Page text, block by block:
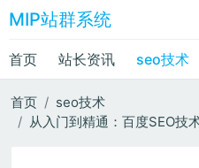
MIP站群系统
首页 站长资讯 seo技术
首页
seo技术
从入门到精通：百度SEO技